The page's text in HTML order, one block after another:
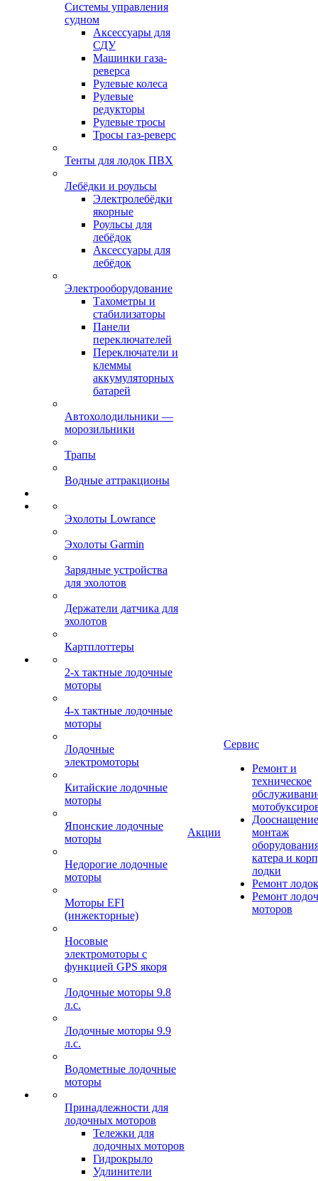
Системы управления
судном
Аксессуары для
СДУ
Машинки газа-
реверса
Рулевые колеса
Рулевые
редукторы
Рулевые тросы
Тросы газ-реверс
Тенты для лодок ПВХ
Лебёдки и роульсы
Электролебёдки
якорные
Роульсы для
лебёдок
Аксессуары для
лебёдок
Электрооборудование
Тахометры и
стабилизаторы
Панели
переключателей
Переключатели и
клеммы
аккумуляторных
батарей
Автохолодильники —
морозильники
Трапы
Водные аттракционы
Эхолоты Lowrance
Эхолоты Garmin
Зарядные устройства
для эхолотов
Держатели датчика для
эхолотов
Картплоттеры
2-х тактные лодочные
моторы
4-х тактные лодочные
моторы
Лодочные
электромоторы
Китайские лодочные
моторы
Японские лодочные
моторы
Недорогие лодочные
моторы
Моторы EFI
(инжекторные)
Носовые
электромоторы с
функцией GPS якоря
Лодочные моторы 9.8
л.с.
Лодочные моторы 9.9
л.с.
Водометные лодочные
моторы
Принадлежности для
лодочных моторов
Тележки для
лодочных моторов
Гидрокрыло
Удлинители
Акции
Сервис
Ремонт и
техническое
монтаж
катера и
лодки
Ремонт
Ремонт
моторов